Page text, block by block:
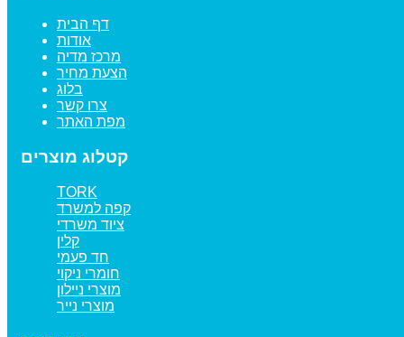
דף הבית
אודות
מרכז מדיה
הצעת מחיר
בלוג
צרו קשר
מפת האתר
קטלוג מוצרים
TORK
קפה למשרד
ציוד משרדי
קלין
חד פעמי
חומרי ניקוי
מוצרי ניילון
מוצרי נייר